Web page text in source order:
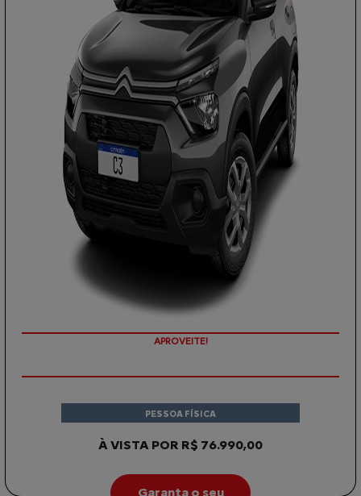
APROVEITE!
À VISTA POR R$ 76.990,00
PESSOA FÍSICA
Garanta o seu